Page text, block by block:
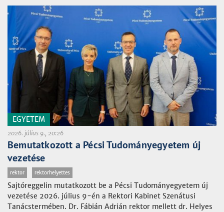
EGYETEM
2026. július 9., 20:26
Bemutatkozott a Pécsi Tudományegyetem új
vezetése
rektor rektorhelyettes
Sajtóreggelin mutatkozott be a Pécsi Tudományegyetem új
vezetése 2026. július 9-én a Rektori Kabinet Szenátusi
Tanácstermében. Dr. Fábián Adrián rektor mellett dr. Helyes